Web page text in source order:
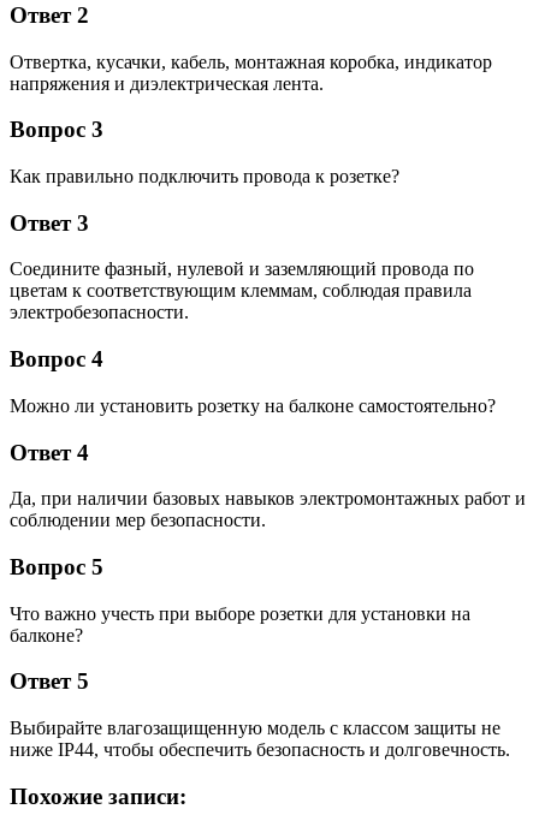
Ответ 2
Отвертка, кусачки, кабель, монтажная коробка, индикатор
напряжения и диэлектрическая лента.
Вопрос 3
Как правильно подключить провода к розетке?
Ответ 3
Соедините фазный, нулевой и заземляющий провода по
цветам к соответствующим клеммам, соблюдая правила
электробезопасности.
Вопрос 4
Можно ли установить розетку на балконе самостоятельно?
Ответ 4
Да, при наличии базовых навыков электромонтажных работ и
соблюдении мер безопасности.
Вопрос 5
Что важно учесть при выборе розетки для установки на
балконе?
Ответ 5
Выбирайте влагозащищенную модель с классом защиты не
ниже IP44, чтобы обеспечить безопасность и долговечность.
Похожие записи: